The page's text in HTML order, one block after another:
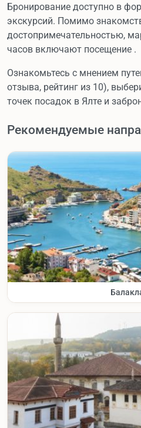
Бронирование доступно в
экскурсий. Помимо
достопримечательностью,
часов включают посещение .
Ознакомьтесь с мнением
отзыва, рейтинг из 10),
точек посадок в Ялте и
Рекомендуемые